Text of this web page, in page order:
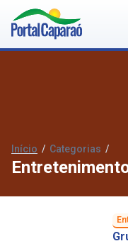
Início / Categorias /